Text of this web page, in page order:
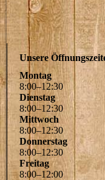
Unsere
Montag
8:00–12:30
Dienstag
8:00–12:30
Mittwoch
8:00–12:30
Donnerstag
8:00–12:30
Freitag
8:00–12:00